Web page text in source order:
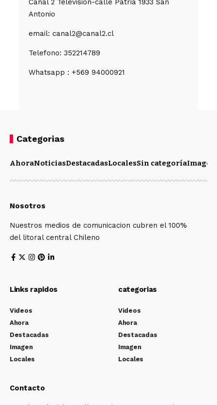
Canal 2 Television-calle Patria 1933 San
Antonio
email: canal2@canal2.cl
Telefono: 352214789
Whatsapp : +569 94000921
Categorias
AhoraNoticiasDestacadasLocalesSin categoríaImagen
Nosotros
Nuestros medios de comunicacion cubren el 100%
del litoral central Chileno
Links rapidos
Videos
Ahora
Destacadas
Imagen
Locales
categorias
Videos
Ahora
Destacadas
Imagen
Locales
Contacto